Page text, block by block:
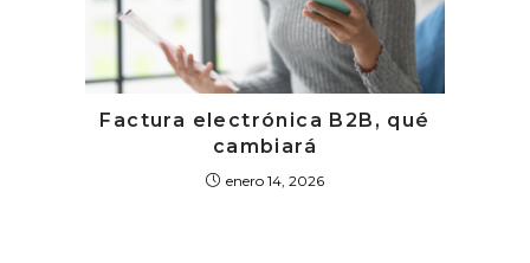
Factura electrónica B2B, qué
cambiará
enero 14, 2026